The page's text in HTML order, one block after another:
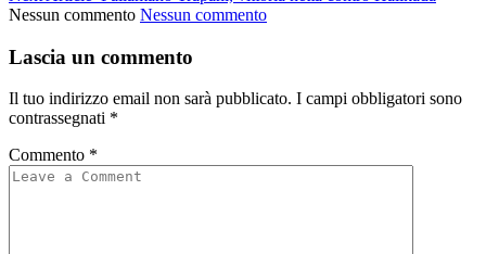
Nessun commento Nessun commento
Lascia un commento
Il tuo indirizzo email non sarà pubblicato. I campi obbligatori sono
contrassegnati *
Commento *